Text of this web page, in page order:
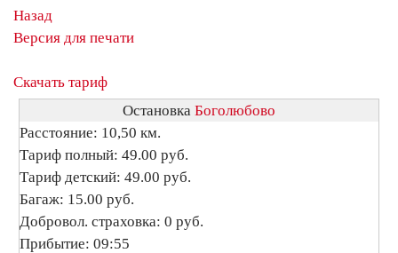
Назад
Версия для печати
Скачать тариф
Остановка Боголюбово
Расстояние: 10,50 км.
Тариф полный: 49.00 руб.
Тариф детский: 49.00 руб.
Багаж: 15.00 руб.
Добровол. страховка: 0 руб.
Прибытие: 09:55